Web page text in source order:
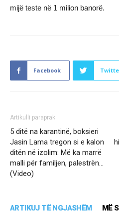
mijë teste në 1 milion banorë.
Facebook
Artikulli paraprak
5 ditë na karantinë, boksieri
Jasin Lama tregon si e kalon
ditën në izolim: Më ka marrë
malli për familjen, palestrën…
(Video)
ARTIKUJ TË NGJASHËM MË